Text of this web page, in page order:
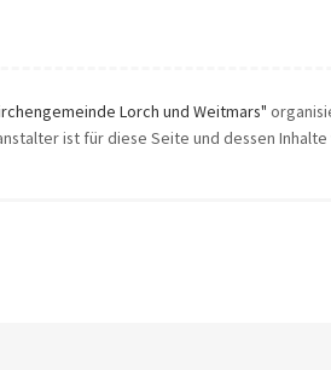
Lorch und Weitmars"
ist für diese Seite und dessen